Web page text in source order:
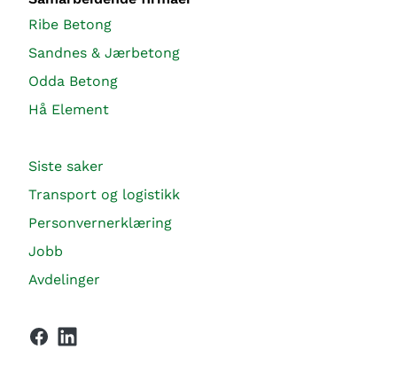
Ribe Betong
Sandnes & Jærbetong
Odda Betong
Hå Element
Siste saker
Transport og logistikk
Personvernerklæring
Jobb
Avdelinger